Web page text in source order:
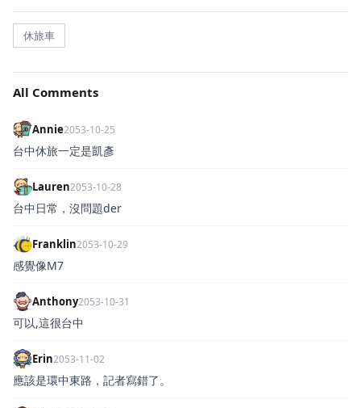
休旅車
All Comments
Annie2053-10-25
台中休旅一定是凱彥
Lauren2053-10-28
台中日常，沒問題der
Franklin2053-10-29
感覺像M7
Anthony2053-10-31
可以,這很台中
Erin2053-11-02
應該是環中東路，記者寫錯了。